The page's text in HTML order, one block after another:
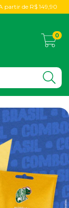
partir de R$ 149,90
0